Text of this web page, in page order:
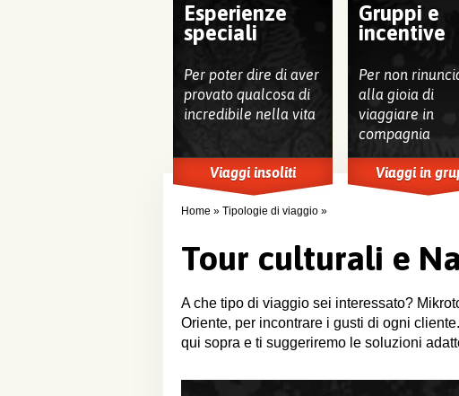
Home » Tipologie di viaggio »
Esperienze
speciali
Per poter dire di aver
provato qualcosa di
incredibile nella vita
Viaggi insoliti
Gruppi e
incentive
Per non
alla gioia di
viaggiare in
compagnia
Viaggi in
Tour culturali e
A che tipo di viaggio sei interessato?
Oriente, per incontrare i gusti di ogni
qui sopra e ti suggeriremo le soluzioni